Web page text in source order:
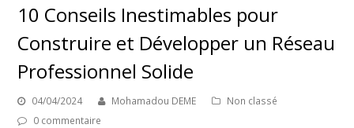
10 Conseils Inestimables pour
Construire et Développer un Réseau
Professionnel Solide
04/04/2024 Mohamadou DEME
Non classé
0 commentaire